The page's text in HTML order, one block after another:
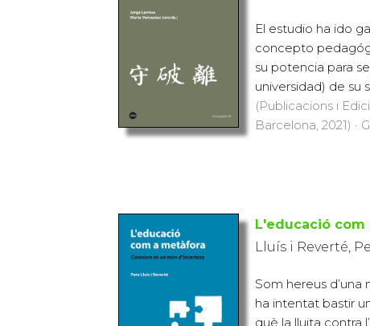
El estudio ha ido
concepto
su potencia para
universidad) de su
(Publicacions i
Barcelona, 2021) ·
L'educació com
Lluís i Reverté,
Som hereus d’una
ha intentat bastir
què la lluita contra